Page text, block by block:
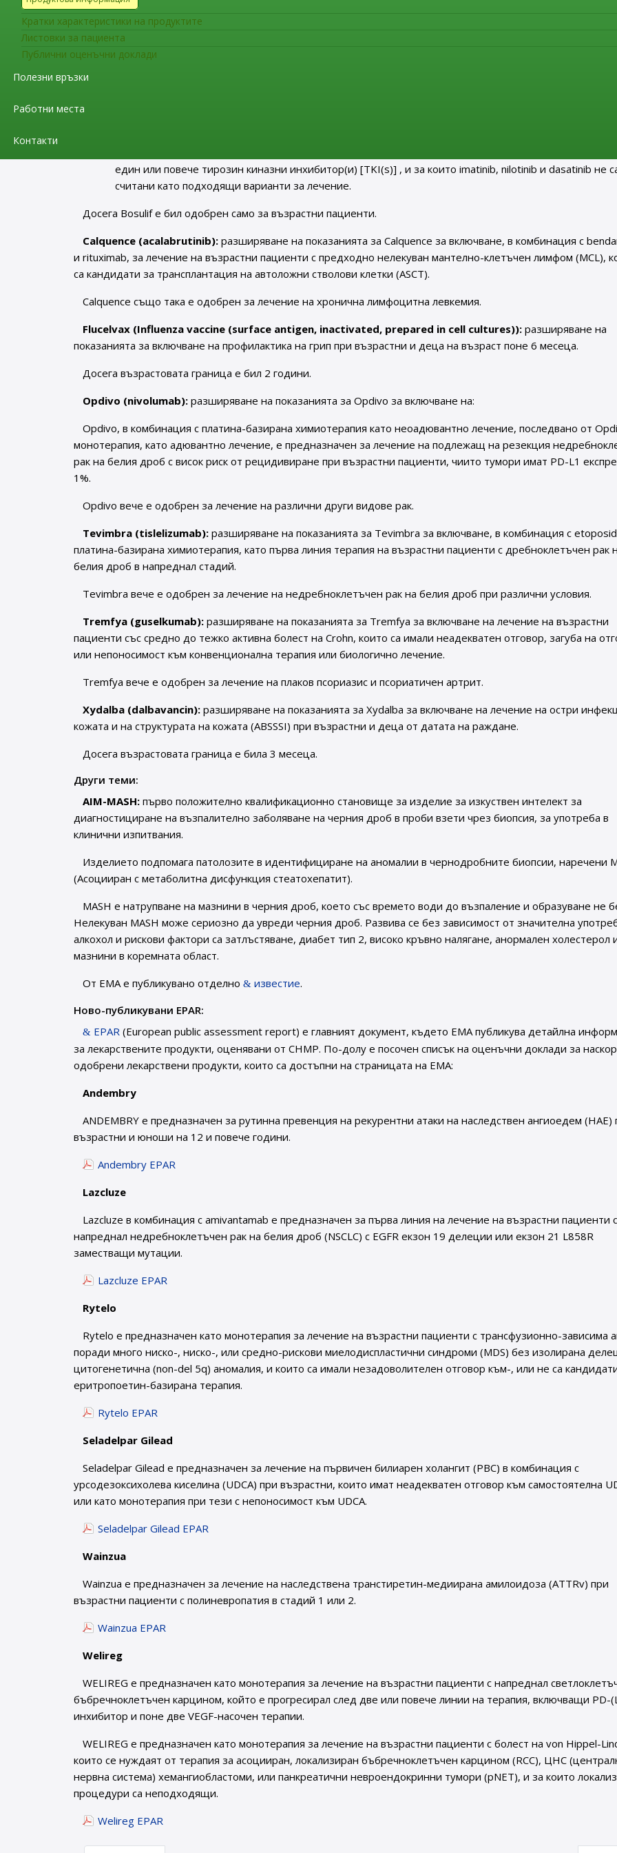
Кратки характеристики на продуктите
Листовки за пациента
Публични оценъчни доклади
Полезни връзки
Работни места
Контакти
Препоръки за разширяване на терапевтични показания:
Bosulif (bosutinib):
един или повече тирозин киназни инхибитор(и) [TKI(s)] , и за които imatinib, nilotinib и dasatinib не
считани като подходящи варианти за лечение.
Досега Bosulif е бил одобрен само за възрастни пациенти.
Calquence (acalabrutinib): разширяване на показанията за Calquence за включване, в комбинация с
и rituximab, за лечение на възрастни пациенти с предходно нелекуван мантелно-клетъчен лимфом (MCL),
са кандидати за трансплантация на автоложни стволови клетки (ASCT).
Calquence също така е одобрен за лечение на хронична лимфоцитна левкемия.
Flucelvax (Influenza vaccine (surface antigen, inactivated, prepared in cell cultures)):разширяване на
показанията за включване на профилактика на грип при възрастни и деца на възраст поне 6 месеца.
Досега възрастовата граница е бил 2 години.
Opdivo (nivolumab): разширяване на показанията за Opdivo за включване на:
Opdivo, в комбинация с платина-базирана химиотерапия като неоадювантно лечение, последвано от
монотерапия, като адювантно лечение, е предназначен за лечение на подлежащ на резекция
рак на белия дроб с висок риск от рецидивиране при възрастни пациенти, чиито тумори имат PD-L1
1%.
Opdivo вече е одобрен за лечение на различни други видове рак.
Tevimbra (tislelizumab): разширяване на показанията за Tevimbra за включване, в комбинация с
платина-базирана химиотерапия, като първа линия терапия на възрастни пациенти с дребноклетъчен рак
белия дроб в напреднал стадий.
Tevimbra вече е одобрен за лечение на недребноклетъчен рак на белия дроб при различни условия.
Tremfya (guselkumab): разширяване на показанията за Tremfya за включване на лечение на възрастни
пациенти със средно до тежко активна болест на Crohn, които са имали неадекватен отговор, загуба на
или непоносимост към конвенционална терапия или биологично лечение.
Tremfya вече е одобрен за лечение на плаков псориазис и псориатичен артрит.
Xydalba (dalbavancin): разширяване на показанията за Xydalba за включване на лечение на остри
кожата и на структурата на кожата (ABSSSI) при възрастни и деца от датата на раждане.
Досега възрастовата граница е била 3 месеца.
Други теми:
AIM-MASH: първо положително квалификационно становище за изделие за изкуствен интелект за
диагностициране на възпалително заболяване на черния дроб в проби взети чрез биопсия, за употреба в
клинични изпитвания.
Изделието подпомага патолозите в идентифициране на аномалии в чернодробните биопсии, наречени
(Асоцииран с метаболитна дисфункция стеатохепатит).
MASH е натрупване на мазнини в черния дроб, което със времето води до възпаление и образуване не
Нелекуван MASH може сериозно да увреди черния дроб. Развива се без зависимост от значителна
алкохол и рискови фактори са затлъстяване, диабет тип 2, високо кръвно налягане, анормален холестерол
мазнини в коремната област.
От ЕМА е публикувано отделно
известие.
Ново-публикувани EPAR:
EPAR (European public assessment report) е главният документ, където EMA публикува детайлна
за лекарствените продукти, оценявани от CHMP. По-долу е посочен списък на оценъчни доклади за
одобрени лекарствени продукти, които са достъпни на страницата на EMA:
Andembry
ANDEMBRY е предназначен за рутинна превенция на рекурентни атаки на наследствен ангиоедем (HAE)
възрастни и юноши на 12 и повече години.
Andembry EPAR
Lazcluze
Lazcluze в комбинация с amivantamab е предназначен за първа линия на лечение на възрастни пациенти с
напреднал недребноклетъчен рак на белия дроб (NSCLC) с EGFR екзон 19 делеции или екзон 21 L858R
заместващи мутации.
Lazcluze EPAR
Rytelo
Rytelo е предназначен като монотерапия за лечение на възрастни пациенти с трансфузионно-зависима
поради много ниско-, ниско-, или средно-рискови миелодиспластични синдроми (MDS) без изолирана
цитогенетична (non-del 5q) аномалия, и които са имали незадоволителен отговор към-, или не са
еритропоетин-базирана терапия.
Rytelo EPAR
Seladelpar Gilead
Seladelpar Gilead е предназначен за лечение на първичен билиарен холангит (PBC) в комбинация с
урсодезоксихолева киселина (UDCA) при възрастни, които имат неадекватен отговор към самостоятелна
или като монотерапия при тези с непоносимост към UDCA.
Seladelpar Gilead EPAR
Wainzua
Wainzua е предназначен за лечение на наследствена транстиретин-медиирана амилоидоза (ATTRv) при
възрастни пациенти с полиневропатия в стадий 1 или 2.
Wainzua EPAR
Welireg
WELIREG е предназначен като монотерапия за лечение на възрастни пациенти с напреднал
бъбречноклетъчен карцином, който е прогресирал след две или повече линии на терапия, включващи PD-
инхибитор и поне две VEGF-насочен терапии.
WELIREG е предназначен като монотерапия за лечение на възрастни пациенти с болест на von Hippel-
които се нуждаят от терапия за асоцииран, локализиран бъбречноклетъчен карцином (RCC), ЦНС
нервна система) хемангиобластоми, или панкреатични невроендокринни тумори (pNET), и за които
процедури са неподходящи.
Welireg EPAR